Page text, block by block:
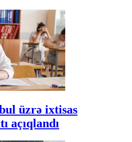
üzrə ixtisas
açıqlandı